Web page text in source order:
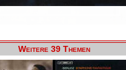
Weitere 39 Themen